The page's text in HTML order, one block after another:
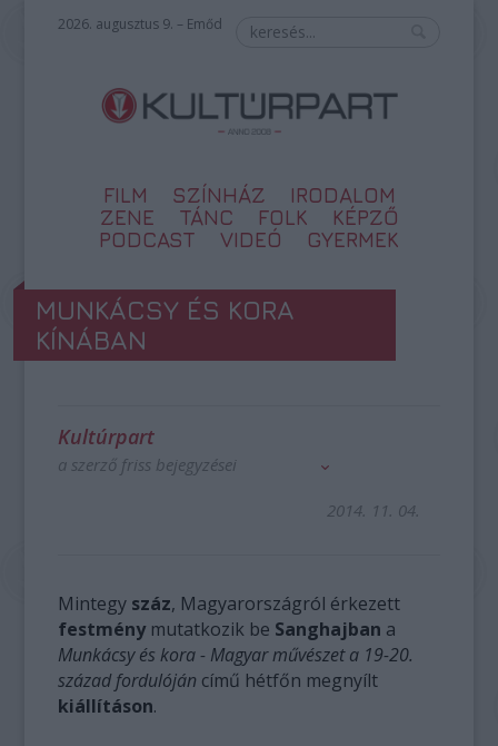
2026. augusztus 9. – Emőd
FILM SZÍNHÁZ
IRODALOM
ZENE
TÁNC FOLK
KÉPZŐ
PODCAST
VIDEÓ GYERMEK
MUNKÁCSY ÉS KORA
KÍNÁBAN
Kultúrpart
a szerző friss bejegyzései
2014. 11. 04.
Mintegy száz, Magyarországról érkezett
festmény mutatkozik be Sanghajban a
Munkácsy és kora - Magyar művészet a 19-20.
század fordulóján című hétfőn megnyílt
kiállításon.